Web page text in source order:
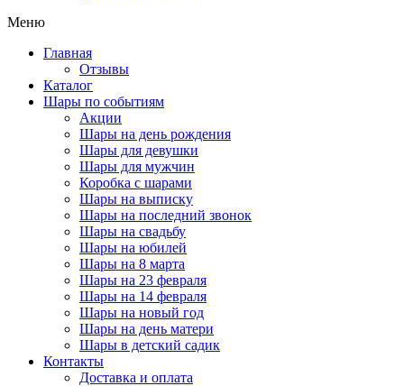
Меню
Главная
Отзывы
Каталог
Шары по событиям
Акции
Шары на день рождения
Шары для девушки
Шары для мужчин
Коробка с шарами
Шары на выписку
Шары на последний звонок
Шары на свадьбу
Шары на юбилей
Шары на 8 марта
Шары на 23 февраля
Шары на 14 февраля
Шары на новый год
Шары на день матери
Шары в детский садик
Контакты
Доставка и оплата